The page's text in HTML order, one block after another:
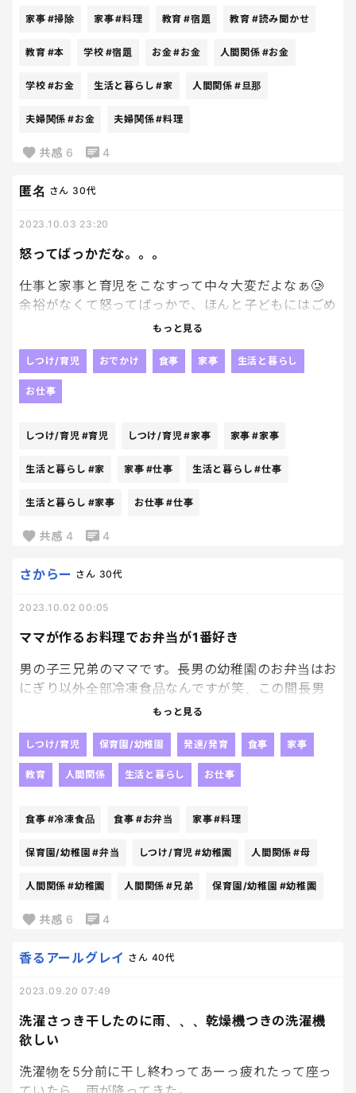
るわけでもないし、私のレベルで本の読み聞かせを
ってひどい妻だなwwwまぁ要は、ずっと一緒に居な
くても要所要所で居てくれたらそれだけでありがた
い？ごめんなさい旦那君よ〜嫌いなわけじゃないか
家事 #掃除 家事#料理 教育 #宿題 教育 #読み聞かせ
教育 #本 学校 #宿題 お金#お金 人間関係 #お金
学校 #お金 生活と暮らし #家 人間関係 #旦那
夫婦関係 #お金 夫婦関係#料理
共感 6 4
怒ってばっかだな。。。
匿名 さん 30代
2023.10.03 23:20
仕事と家事と育児をこなすって中々大変だよなぁ🥲
余裕がなくて怒ってばっかで、ほんと子どもにはごめ
休みの日は休みの日でやる事多くて
結局でかけたりする事ほとんどないけど、
休みの日にちゃんとリフレッシュするの大事だな！
もっと見る
しつけ/育児 おでかけ 食事 家事 生活と暮らし
お仕事
しつけ/育児 #育児 しつけ/育児#家事 家事 #家事
生活と暮らし #家 家事 #仕事 生活と暮らし #仕事
生活と暮らし #家事 お仕事 #仕事
共感 4 4
ママが作るお料理でお弁当が1番好き
さからー さん 30代
2023.10.02 00:05
男の子三兄弟のママです。長男の幼稚園のお弁当はお
にぎり以外全部冷凍食品なんですが笑、この間長男
に『ママが作ってくれるお料理で1番好きなのはお弁
顔で御礼を言われて、心が苦し過ぎて死んでしまうか
と思った。そう、だって何も作ってないんだもん笑笑
🤣🙏にぎって、温めて詰めるだけwww
ぁ、母の味はファミリーマートのミートボールです
もっと見る
しつけ/育児 保育園/幼稚園 発達/発育 食事 家事
教育 人間関係 生活と暮らし お仕事
食事 #冷凍食品 食事 #お弁当 家事#料理
保育園/幼稚園 #弁当 しつけ/育児 #幼稚園 人間関係 #母
人間関係 #幼稚園 人間関係 #兄弟 保育園/幼稚園 #幼稚園
共感 6 4
洗濯さっき干したのに雨、、、乾燥機つきの洗濯機
欲しい
香るアールグレイ さん 40代
2023.09.20 07:49
洗濯物を5分前に干し終わってあーっ疲れたって座っ